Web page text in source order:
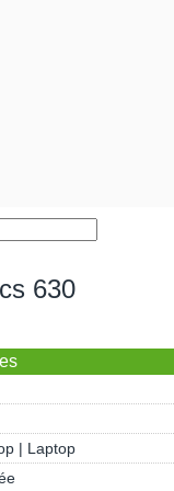
630
| Laptop